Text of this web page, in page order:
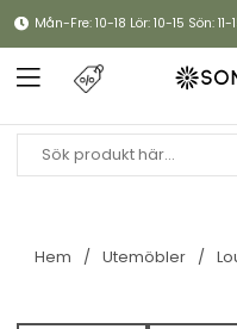
Mån-Fre: 10-18 Lör: 10-15 Sön: 11-
Hem Utemöbler